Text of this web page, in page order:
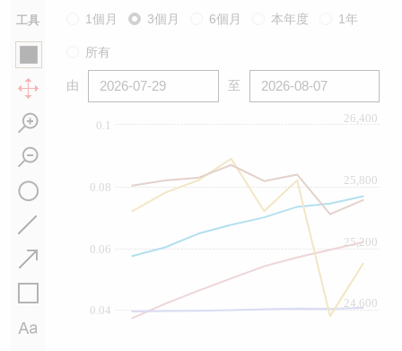
工具 1個月 3個月 6個月 本年度 1年
所有
由 至
0.04
0.06
0.08
0.1
24,600
25,200
25,800
26,400